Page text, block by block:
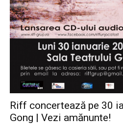
Riff concertează pe 30
Gong | Vezi amănunte!